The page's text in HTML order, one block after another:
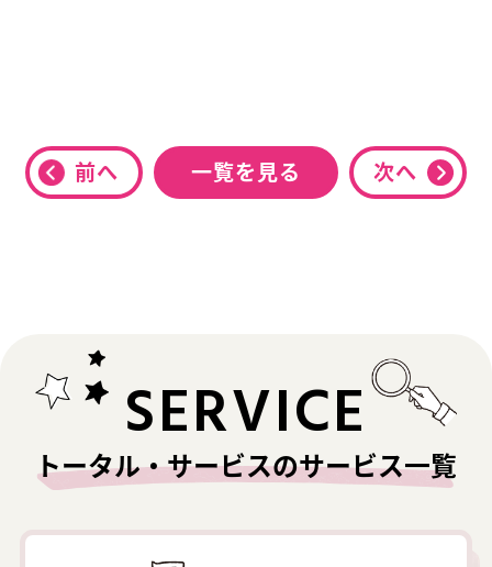
前へ 一覧を見る 次へ
SERVICE
トータル・サービスのサービス一覧